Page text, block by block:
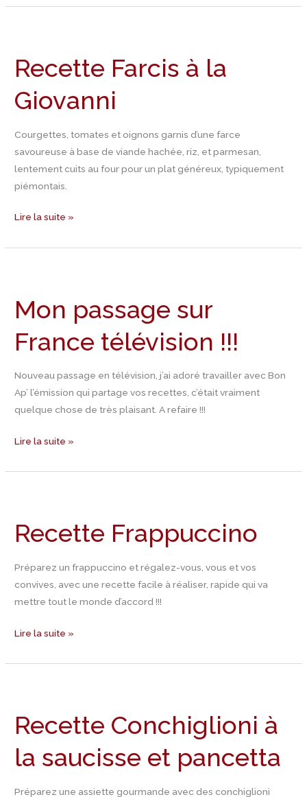
Recette Farcis à la
Giovanni
Courgettes, tomates et oignons garnis d’une farce
savoureuse à base de viande hachée, riz, et parmesan,
lentement cuits au four pour un plat généreux, typiquement
piémontais.
à
la
Giovanni
Lire la suite »
Mon passage sur
France télévision !!!
Nouveau passage en télévision, j’ai adoré travailler avec Bon
Ap’ l’émission qui partage vos recettes, c’était vraiment
quelque chose de très plaisant. A refaire !!!
sur
France
télévision
Lire la suite »
Recette Frappuccino
Préparez un frappuccino et régalez-vous, vous et vos
convives, avec une recette facile à réaliser, rapide qui va
mettre tout le monde d’accord !!!
Lire la suite »
Recette Conchiglioni à
la saucisse et pancetta
Préparez une assiette gourmande avec des conchiglioni
à
la
saucisse
pancetta